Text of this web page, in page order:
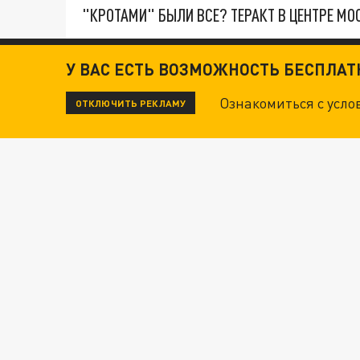
"КРОТАМИ" БЫЛИ ВСЕ? ТЕРАКТ В ЦЕНТРЕ
ДАНЯ С ДАШЕЙ СПАСЛИСЬ ОТ БОЕВИКОВ
У ВАС ЕСТЬ ВОЗМОЖНОСТЬ
ОТКЛЮЧИТЬ РЕКЛАМУ Ознакомиться с